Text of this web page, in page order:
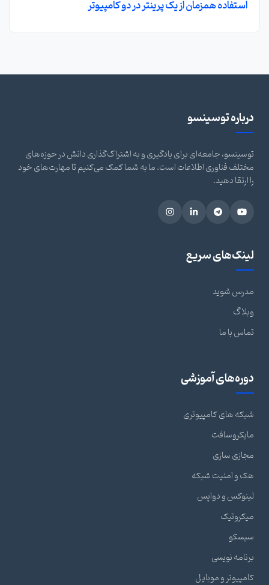
استفاده همزمان از یک پرینتر در دو کامپیوتر
درباره توسینسو
توسینسو، جامعه‌ای برای یادگیری و به اشتراک‌گذاری دانش در حوزه‌های
مختلف فناوری اطلاعات است. ما به شما کمک می‌کنیم تا مهارت‌های خود
را ارتقا دهید.
لینک‌های سریع
مدرس شوید
وبلاگ
تماس با ما
دوره‌های آموزشی
شبکه های کامپیوتری
مایکروسافت
مجازی سازی
هک و امنیت شبکه
لینوکس و دواپس
میکروتیک
سیسکو
برنامه نویسی
کامپیوتر و موبایل